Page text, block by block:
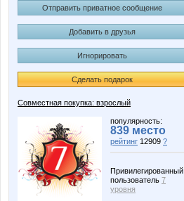
Отправить приватное сообщение
Добавить в друзья
Игнорировать
Сделать подарок
Совместная покупка: взрослый
популярность:
839 место
рейтинг 12909 ?
Привилегированный
пользователь 7
уровня